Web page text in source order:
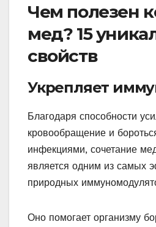
Чем полезен
мед? 15
свойств
Укрепляет
Благодаря способности
кровообращение и
инфекциями, сочетание
является одним из самых
природных
Оно помогает организму